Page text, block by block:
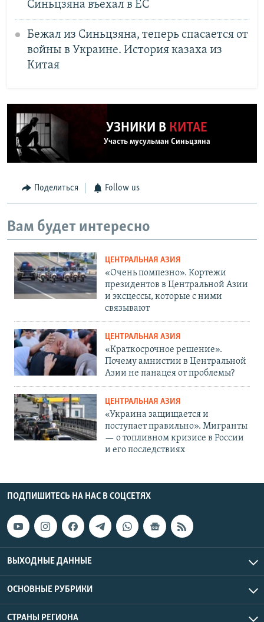
Синьцзяна въехал в ЕС
Бежал из Синьцзяна, теперь спасается от
войны в Украине. История казаха из
Китая
УЗНИКИ В КИТАЕ
Участь мусульман Синьцзяна
Поделиться Follow us
Вам будет интересно
ЦЕНТРАЛЬНАЯ АЗИЯ
«Очень помпезно». Кортежи
президентов в Центральной Азии
и эксцессы, которые с ними
связывают
ЦЕНТРАЛЬНАЯ АЗИЯ
«Краткосрочное решение».
Почему амнистии в Центральной
Азии не панацея от проблемы?
ЦЕНТРАЛЬНАЯ АЗИЯ
«Украина защищается и
поступает правильно». Мигранты
— о топливном кризисе в России
и его последствиях
ПОДПИШИТЕСЬ НА НАС В СОЦСЕТЯХ
ВЫХОДНЫЕ ДАННЫЕ
ОСНОВНЫЕ РУБРИКИ
СТРАНЫ РЕГИОНА